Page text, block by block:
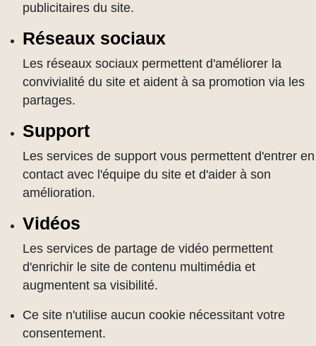
publicitaires du site.
Réseaux sociaux
Les réseaux sociaux permettent d'améliorer la
convivialité du site et aident à sa promotion via les
partages.
Support
Les services de support vous permettent d'entrer en
contact avec l'équipe du site et d'aider à son
amélioration.
Vidéos
Les services de partage de vidéo permettent
d'enrichir le site de contenu multimédia et
augmentent sa visibilité.
Ce site n'utilise aucun cookie nécessitant votre
consentement.